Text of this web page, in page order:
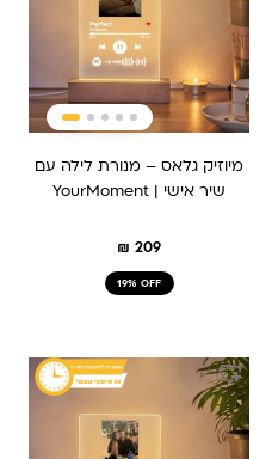
מיוזיק גלאס – מנורת לילה עם
שיר אישי | YourMoment
₪ 209
19% OFF